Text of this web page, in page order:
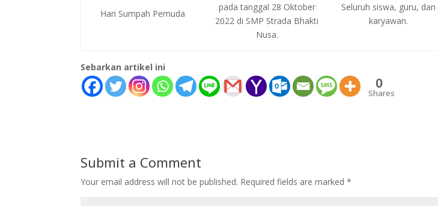
Hari Sumpah Pemuda
pada tanggal 28 Oktober
2022 di SMP Strada Bhakti
Nusa.
Seluruh siswa, guru, dan
karyawan.
Sebarkan artikel ini
0
Shares
Submit a Comment
Your email address will not be published. Required fields are marked*